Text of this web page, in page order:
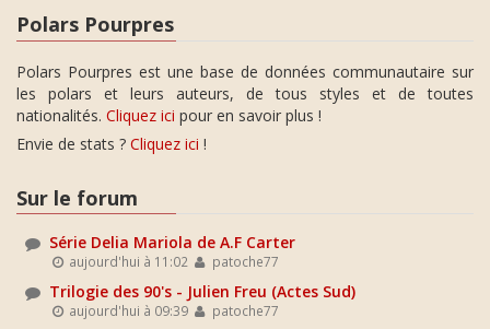
Polars Pourpres
Polars Pourpres est une base de données communautaire sur
les polars et leurs auteurs, de tous styles et de toutes
nationalités. Cliquez ici pour en savoir plus !
Envie de stats ? Cliquez ici !
Sur le forum
Série Delia Mariola de A.F Carter
aujourd'hui à 11:02 patoche77
Trilogie des 90's - Julien Freu (Actes Sud)
aujourd'hui à 09:39 patoche77